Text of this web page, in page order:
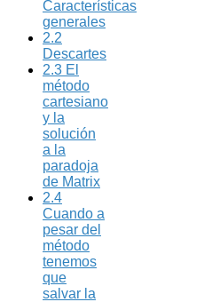
Características
generales
2.2
Descartes
2.3 El
método
cartesiano
y la
solución
a la
paradoja
de Matrix
2.4
Cuando a
pesar del
método
tenemos
que
salvar la